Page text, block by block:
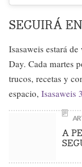
SEGUIRÁ
Isasaweis estará
Day. Cada martes
trucos, recetas y
espacio, Isasaweis
A